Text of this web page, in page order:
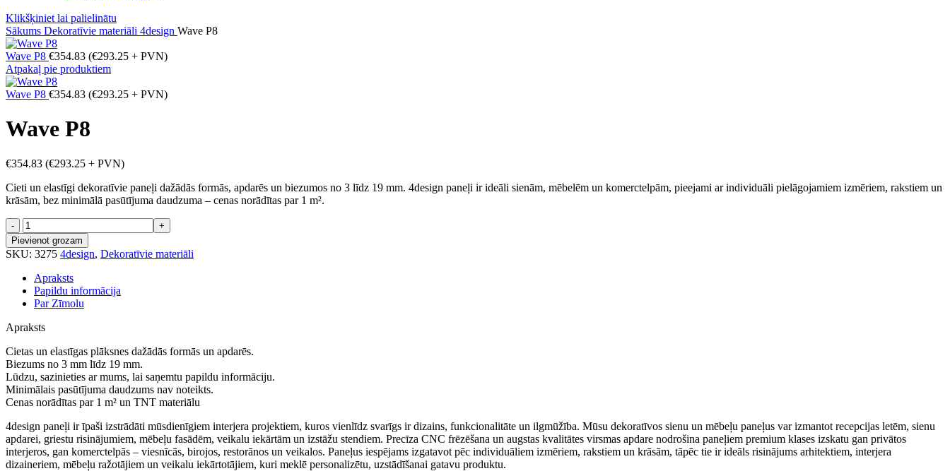
Klikšķiniet lai palielinātu
Sākums Dekoratīvie materiāli 4design Wave P8
Wave P8 €354.83 (€293.25 + PVN)
Atpakaļ pie produktiem
Wave P8 €354.83 (€293.25 + PVN)
Wave P8
€354.83 (€293.25 + PVN)
Cieti un elastīgi dekoratīvie paneļi dažādās formās, apdarēs un biezumos no 3 līdz 19 mm. 4design paneļi ir ideāli sienām, mēbelēm un komerctelpām, pieejami ar individuāli pielāgojamiem izmēriem, rakstiem un
krāsām, bez minimālā pasūtījuma daudzuma – cenas norādītas par 1 m².
Wave
P8
daudzums
Pievienot grozam
SKU: 3275 4design, Dekoratīvie materiāli
Apraksts
Papildu informācija
Par Zīmolu
Apraksts
Cietas un elastīgas plāksnes dažādās formās un apdarēs.
Biezums no 3 mm līdz 19 mm.
Lūdzu, sazinieties ar mums, lai saņemtu papildu informāciju.
Minimālais pasūtījuma daudzums nav noteikts.
Cenas norādītas par 1 m² un TNT materiālu
4design paneļi ir īpaši izstrādāti mūsdienīgiem interjera projektiem, kuros vienlīdz svarīgs ir dizains, funkcionalitāte un ilgmūžība. Mūsu dekoratīvos sienu un mēbeļu paneļus var izmantot recepcijas letēm, sienu
apdarei, griestu risinājumiem, mēbeļu fasādēm, veikalu iekārtām un izstāžu stendiem. Precīza CNC frēzēšana un augstas kvalitātes virsmas apdare nodrošina paneļiem premium klases izskatu gan privātos
interjeros, gan komerctelpās – viesnīcās, birojos, restorānos un veikalos. Paneļus iespējams izgatavot pēc individuāliem izmēriem, rakstiem un krāsām, tāpēc tie ir ideāls risinājums arhitektiem, interjera
dizaineriem, mēbeļu ražotājiem un veikalu iekārtotājiem, kuri meklē personalizētu, uzstādīšanai gatavu produktu.